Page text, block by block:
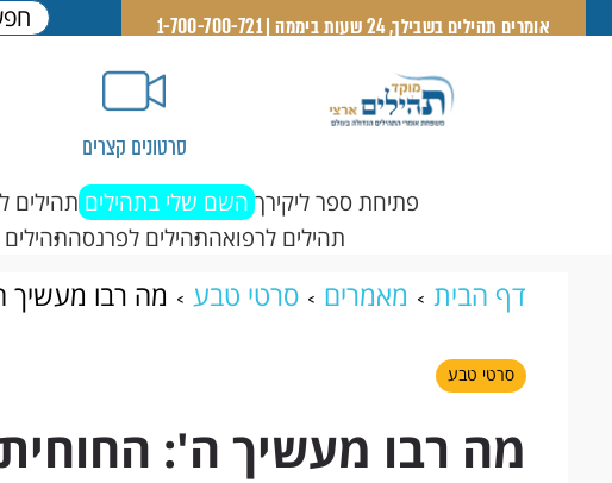
אומרים תהילים בשבילך, 24 שעות ביממה | 1-700-700-721
סרטונים קצרים
פתיחת ספר ליקירך השם שלי בתהילים תהילים
תהילים לרפואהתהילים לפרנסה
דף הבית מאמרים סרטי טבע מה רבו מעשיך
סרטי טבע
מה רבו מעשיך ה':